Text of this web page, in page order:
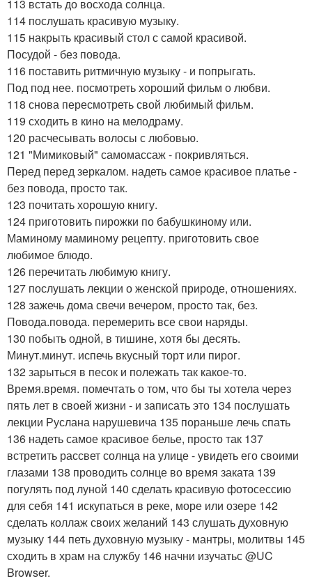
113 встать до восхода солнца.
114 послушать красивую музыку.
115 накрыть красивый стол с самой красивой.
Посудой - без повода.
116 поставить ритмичную музыку - и попрыгать.
Под под нее. посмотреть хороший фильм о любви.
118 снова пересмотреть свой любимый фильм.
119 сходить в кино на мелодраму.
120 расчесывать волосы с любовью.
121 "Мимиковый" самомассаж - покривляться.
Перед перед зеркалом. надеть самое красивое платье -
без повода, просто так.
123 почитать хорошую книгу.
124 приготовить пирожки по бабушкиному или.
Маминому маминому рецепту. приготовить свое
любимое блюдо.
126 перечитать любимую книгу.
127 послушать лекции о женской природе, отношениях.
128 зажечь дома свечи вечером, просто так, без.
Повода.повода. перемерить все свои наряды.
130 побыть одной, в тишине, хотя бы десять.
Минут.минут. испечь вкусный торт или пирог.
132 зарыться в песок и полежать так какое-то.
Время.время. помечтать о том, что бы ты хотела через
пять лет в своей жизни - и записать это 134 послушать
лекции Руслана нарушевича 135 пораньше лечь спать
136 надеть самое красивое белье, просто так 137
встретить рассвет солнца на улице - увидеть его своими
глазами 138 проводить солнце во время заката 139
погулять под луной 140 сделать красивую фотосессию
для себя 141 искупаться в реке, море или озере 142
сделать коллаж своих желаний 143 слушать духовную
музыку 144 петь духовную музыку - мантры, молитвы 145
сходить в храм на службу 146 начни изучатьс @UC
Browser.